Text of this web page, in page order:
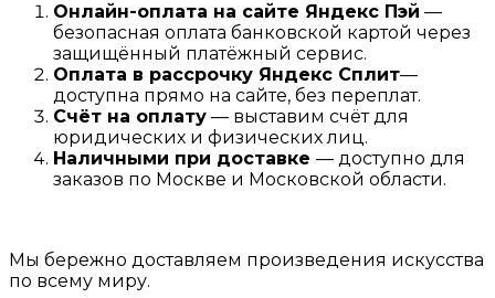
Онлайн-оплата на сайте Яндекс Пэй —
безопасная оплата банковской картой через
защищённый платёжный сервис.
Оплата в рассрочку Я ндекс Сплит—
доступна прямо на сайте, без переплат.
Счёт на оплату — выставим счёт для
юридических и физических лиц.
Наличными при доставке — доступно для
заказов по Москве и Московской области.
Мы бережно доставляем произведения искусства
по всему миру.